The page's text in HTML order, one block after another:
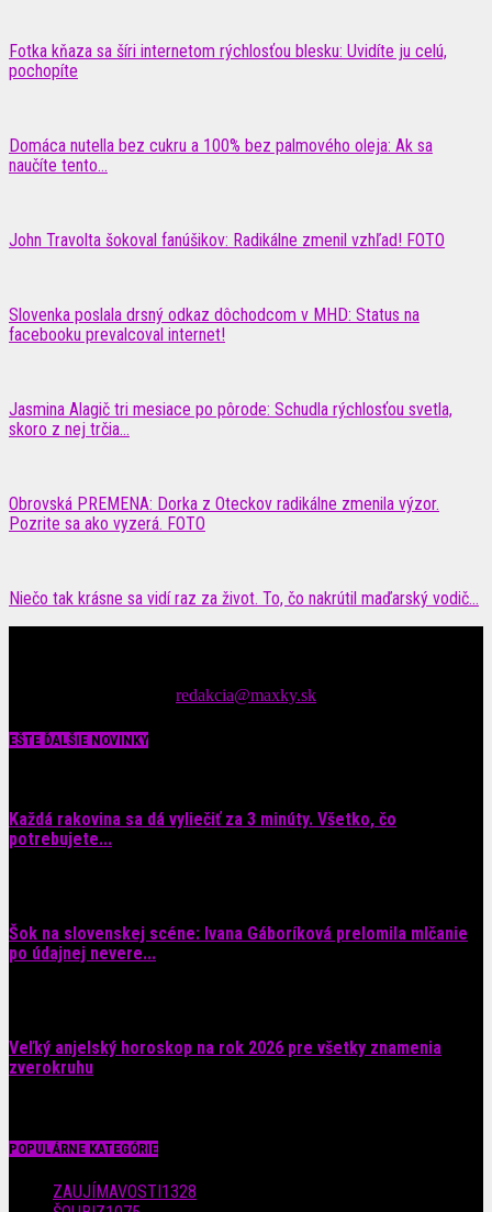
Fotka kňaza sa šíri internetom rýchlosťou blesku: Uvidíte ju celú,
pochopíte
Domáca nutella bez cukru a 100% bez palmového oleja: Ak sa
naučíte tento...
John Travolta šokoval fanúšikov: Radikálne zmenil vzhľad! FOTO
Slovenka poslala drsný odkaz dôchodcom v MHD: Status na
facebooku prevalcoval internet!
Jasmina Alagič tri mesiace po pôrode: Schudla rýchlosťou svetla,
skoro z nej trčia...
Obrovská PREMENA: Dorka z Oteckov radikálne zmenila výzor.
Pozrite sa ako vyzerá. FOTO
Niečo tak krásne sa vidí raz za život. To, čo nakrútil maďarský vodič...
redakcia@maxky.sk
EŠTE ĎALŠIE NOVINKY
Každá rakovina sa dá vyliečiť za 3 minúty. Všetko, čo
potrebujete...
Šok na slovenskej scéne: Ivana Gáboríková prelomila mlčanie
po údajnej nevere...
Veľký anjelský horoskop na rok 2026 pre všetky znamenia
zverokruhu
POPULÁRNE KATEGÓRIE
ZAUJÍMAVOSTI 1328